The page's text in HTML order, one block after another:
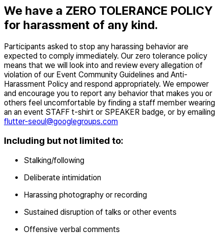
We have a ZERO TOLERANCE POLICY
for harassment of any kind.
Participants asked to stop any harassing behavior are
expected to comply immediately. Our zero tolerance policy
means that we will look into and review every allegation of
violation of our Event Community Guidelines and Anti-
Harassment Policy and respond appropriately. We empower
and encourage you to report any behavior that makes you or
others feel uncomfortable by finding a staff member wearing
an an event STAFF t-shirt or SPEAKER badge, or by emailing
flutter-seoul@googlegroups.com
Including but not limited to:
Stalking/following
Deliberate intimidation
Harassing photography or recording
Sustained disruption of talks or other events
Offensive verbal comments